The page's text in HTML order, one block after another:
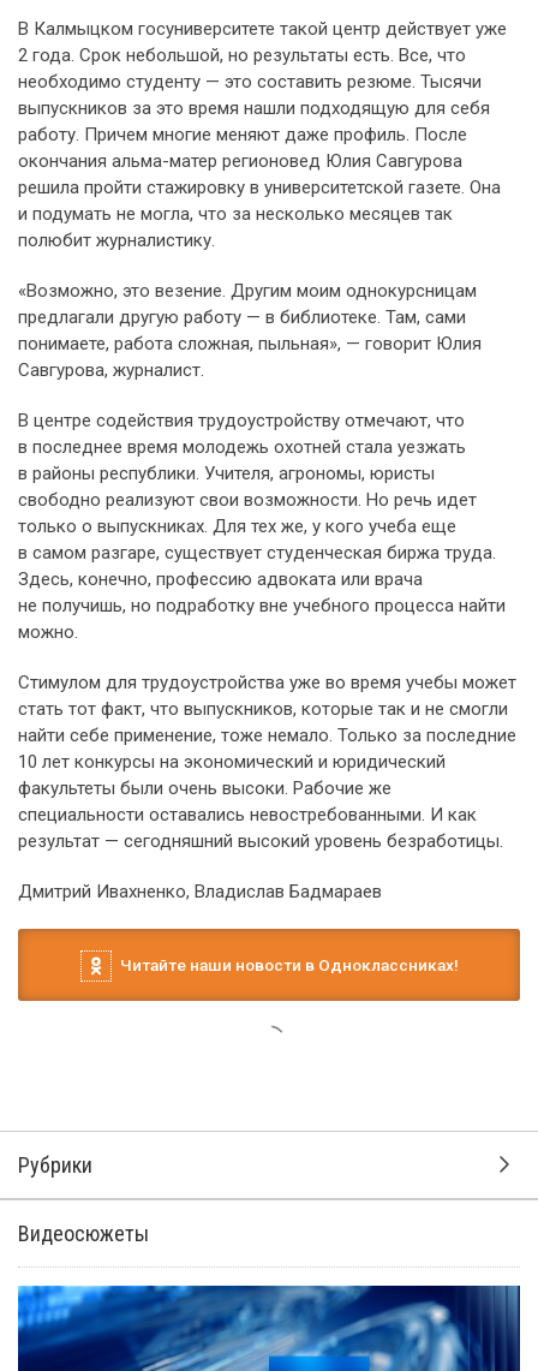
В Калмыцком госуниверситете такой центр действует уже
2 года. Срок небольшой, но результаты есть. Все, что
необходимо студенту — это составить резюме. Тысячи
выпускников за это время нашли подходящую для себя
работу. Причем многие меняют даже профиль. После
окончания альма-матер регионовед Юлия Савгурова
решила пройти стажировку в университетской газете. Она
и подумать не могла, что за несколько месяцев так
полюбит журналистику.
«Возможно, это везение. Другим моим однокурсницам
предлагали другую работу — в библиотеке. Там, сами
понимаете, работа сложная, пыльная», — говорит Юлия
Савгурова, журналист.
В центре содействия трудоустройству отмечают, что
в последнее время молодежь охотней стала уезжать
в районы республики. Учителя, агрономы, юристы
свободно реализуют свои возможности. Но речь идет
только о выпускниках. Для тех же, у кого учеба еще
в самом разгаре, существует студенческая биржа труда.
Здесь, конечно, профессию адвоката или врача
не получишь, но подработку вне учебного процесса найти
можно.
Стимулом для трудоустройства уже во время учебы может
стать тот факт, что выпускников, которые так и не смогли
найти себе применение, тоже немало. Только за последние
10 лет конкурсы на экономический и юридический
факультеты были очень высоки. Рабочие же
специальности оставались невостребованными. И как
результат — сегодняшний высокий уровень безработицы.
Дмитрий Ивахненко, Владислав Бадмараев
Читайте наши новости в Одноклассниках!
Рубрики
Видеосюжеты